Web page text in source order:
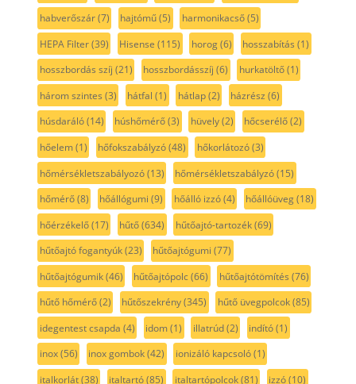
habverőszár(7) hajtómű(5) harmonikacső(5)
HEPA Filter(39) Hisense (115) horog(6) hosszabítás (1)
hosszbordás szíj (21) hosszbordásszíj (6) hurkatöltő(1)
három szintes (3) hátfal (1) hátlap(2) házrész (6)
húsdaráló(14) húshőmérő(3) hüvely(2) hőcserélő(2)
hőelem(1) hőfokszabályzó(48) hőkorlátozó(3)
hőmérsékletszabályozó(13) hőmérsékletszabályzó(15)
hőmérő(8) hőállógumi (9) hőálló izzó(4) hőállóüveg(18)
hőérzékelő(17) hűtő(634) hűtőajtó-tartozék(69)
hűtőajtó fogantyúk(23) hűtőajtógumi (77)
hűtőajtógumik(46) hűtőajtópolc(66) hűtőajtótömítés (76)
hűtő hőmérő(2) hűtőszekrény(345) hűtő üvegpolcok(85)
idegentest csapda (4) idom(1) illatrúd(2) indító(1)
inox(56) inox gombok(42) ionizáló kapcsoló(1)
italkorlát(38) italtartó(85) italtartópolcok(81) izzó(10)